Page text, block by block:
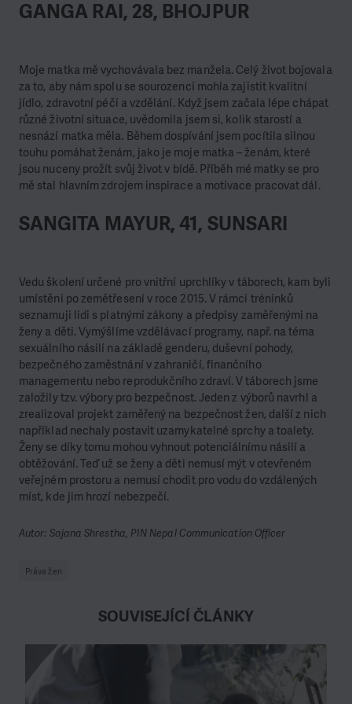
GANGA RAI, 28, BHOJPUR
Moje matka mě vychovávala bez manžela. Celý život bojovala
za to, aby nám spolu se sourozenci mohla zajistit kvalitní
jídlo, zdravotní péči a vzdělání. Když jsem začala lépe chápat
různé životní situace, uvědomila jsem si, kolik starostí a
nesnází matka měla. Během dospívání jsem pocítila silnou
touhu pomáhat ženám, jako je moje matka – ženám, které
jsou nuceny prožít svůj život v bídě. Příběh mé matky se pro
mě stal hlavním zdrojem inspirace a motivace pracovat dál.
SANGITA MAYUR, 41, SUNSARI
Vedu školení určené pro vnitřní uprchlíky v táborech, kam byli
umístěni po zemětřesení v roce 2015. V rámci tréninků
seznamuji lidi s platnými zákony a předpisy zaměřenými na
ženy a děti. Vymýšlíme vzdělávací programy, např. na téma
sexuálního násilí na základě genderu, duševní pohody,
bezpečného zaměstnání v zahraničí, finančního
managementu nebo reprodukčního zdraví. V táborech jsme
založily tzv. výbory pro bezpečnost. Jeden z výborů navrhl a
zrealizoval projekt zaměřený na bezpečnost žen, další z nich
například nechaly postavit uzamykatelné sprchy a toalety.
Ženy se díky tomu mohou vyhnout potenciálnímu násilí a
obtěžování. Teď už se ženy a děti nemusí mýt v otevřeném
veřejném prostoru a nemusí chodit pro vodu do vzdálených
míst, kde jim hrozí nebezpečí.
Autor: Sajana Shrestha, PIN Nepal Communication Officer
Práva žen
SOUVISEJÍCÍ ČLÁNKY